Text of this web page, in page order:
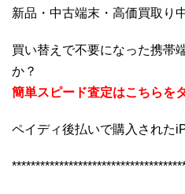
新品・中古端末・高価買取り
買い替えで不要になった携帯
か？
簡単スピード査定はこちらを
ペイディ後払いで購入された